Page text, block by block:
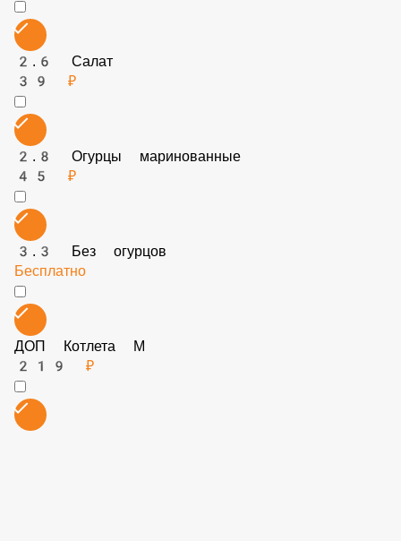
3. Сырные палочки
Бесплатно
3.8 Без халапеньо
Бесплатно
2.6 Салат